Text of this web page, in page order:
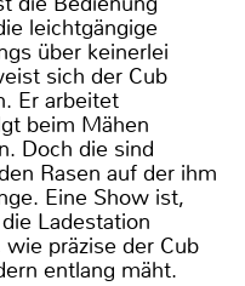
leichtgängige
über keinerlei
sich der Cub
Er arbeitet
beim Mähen
Doch die sind
Rasen auf der ihm
Eine Show ist,
Ladestation
präzise der Cub
entlang mäht.